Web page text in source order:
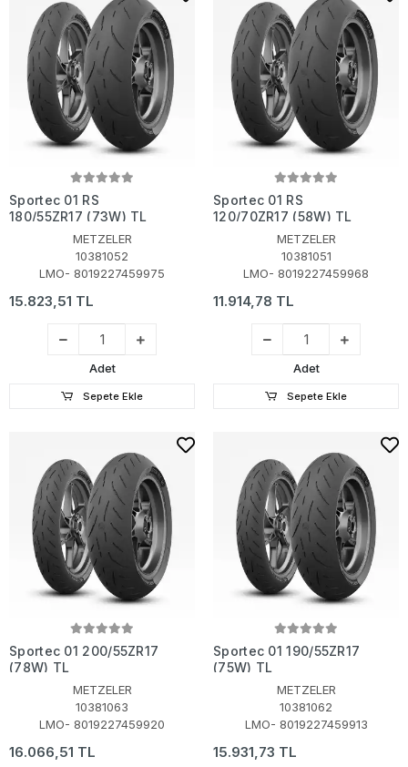
Sportec 01 RS
180/55ZR17 (73W) TL
METZELER
10381052
LMO- 8019227459975
15.823,51 TL
Adet
Sepete Ekle
Sportec 01 RS
120/70ZR17 (58W) TL
METZELER
10381051
LMO- 8019227459968
11.914,78 TL
Adet
Sepete Ekle
Sportec 01 200/55ZR17
(78W) TL
METZELER
10381063
LMO- 8019227459920
16.066,51 TL
Sportec 01 190/55ZR17
(75W) TL
METZELER
10381062
LMO- 8019227459913
15.931,73 TL